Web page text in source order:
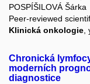
POSPÍŠILOVÁ Šárka
Peer-reviewed
Klinická onkologie
Chronická
moderních
diagnostice